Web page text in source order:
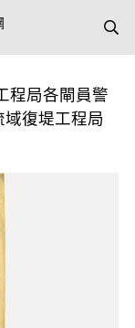
程局各閘員警
復堤工程局